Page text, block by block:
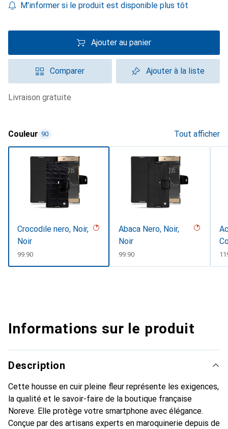
M'informer si le produit est disponible plus tôt
Ajouter au panier
Comparer Ajouter à la liste
livraison gratuite
Couleur 90 Tout afficher
Crocodile nero, Noir,
Noir
CHF
99.90
Abaca Nero, Noir,
Noir
CHF
99.90
Informations sur le produit
Description
Cette housse en cuir pleine fleur représente les exigences,
la qualité et le savoir-faire de la boutique française
Noreve. Elle protège votre smartphone avec élégance.
Conçue par des artisans experts en maroquinerie depuis de